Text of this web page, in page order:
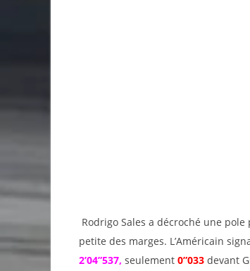
Rodrigo Sales a décroché une
petite des marges. L’Américain
2’04”537, seulement 0”033 devant